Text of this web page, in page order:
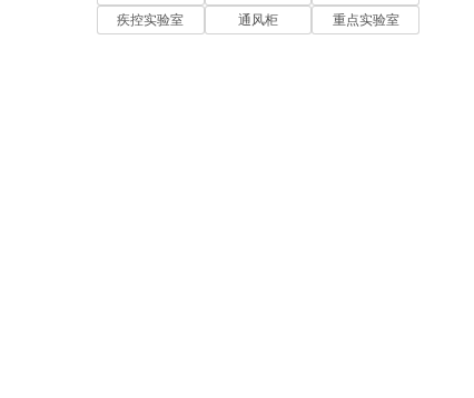
疾控实验室
通风柜 重点实验室